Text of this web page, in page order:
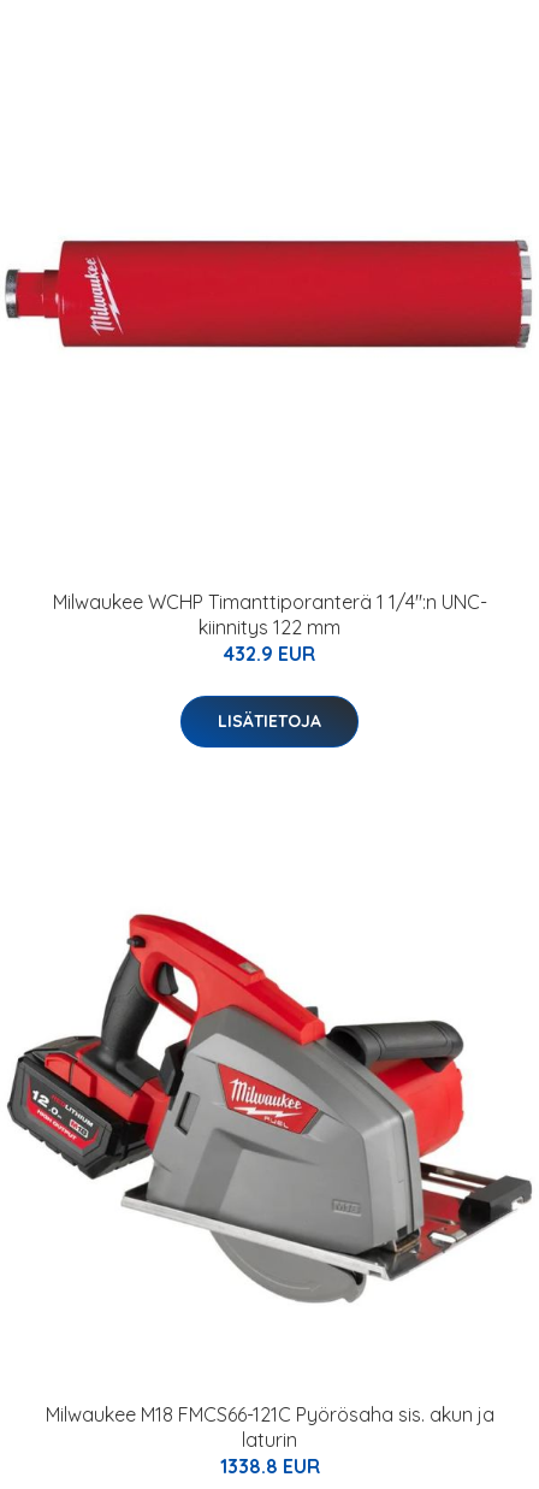
Milwaukee WCHP Timanttiporanterä 1 1/4":n UNC-
kiinnitys 122 mm
432.9 EUR
LISÄTIETOJA
Milwaukee M18 FMCS66-121C Pyörösaha sis. akun ja
laturin
1338.8 EUR